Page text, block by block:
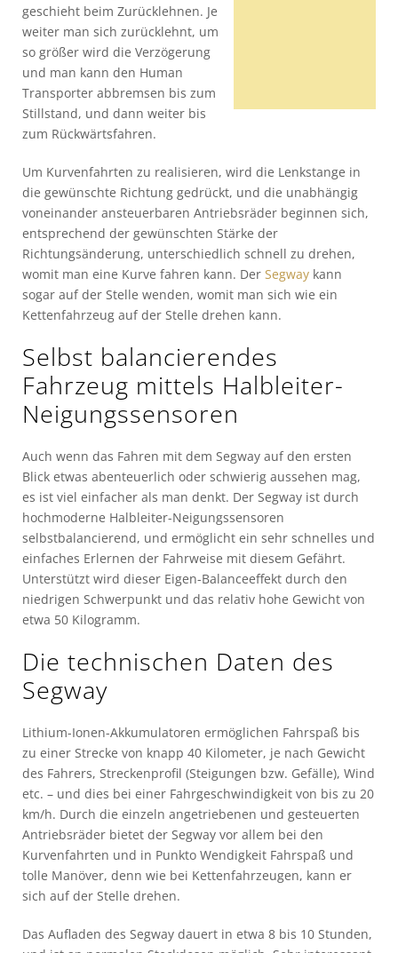
geschieht beim Zurücklehnen. Je
weiter man sich zurücklehnt, um
so größer wird die Verzögerung
und man kann den Human
Transporter abbremsen bis zum
Stillstand, und dann weiter bis
zum Rückwärtsfahren.
Um Kurvenfahrten zu realisieren, wird die Lenkstange in
die gewünschte Richtung gedrückt, und die unabhängig
voneinander ansteuerbaren Antriebsräder beginnen sich,
entsprechend der gewünschten Stärke der
Richtungsänderung, unterschiedlich schnell zu drehen,
womit man eine Kurve fahren kann. Der Segway kann
sogar auf der Stelle wenden, womit man sich wie ein
Kettenfahrzeug auf der Stelle drehen kann.
Selbst balancierendes
Fahrzeug mittels Halbleiter-
Neigungssensoren
Auch wenn das Fahren mit dem Segway auf den ersten
Blick etwas abenteuerlich oder schwierig aussehen mag,
es ist viel einfacher als man denkt. Der Segway ist durch
hochmoderne Halbleiter-Neigungssensoren
selbstbalancierend, und ermöglicht ein sehr schnelles und
einfaches Erlernen der Fahrweise mit diesem Gefährt.
Unterstützt wird dieser Eigen-Balanceeffekt durch den
niedrigen Schwerpunkt und das relativ hohe Gewicht von
etwa 50 Kilogramm.
Die technischen Daten des
Segway
Lithium-Ionen-Akkumulatoren ermöglichen Fahrspaß bis
zu einer Strecke von knapp 40 Kilometer, je nach Gewicht
des Fahrers, Streckenprofil (Steigungen bzw. Gefälle), Wind
etc. – und dies bei einer Fahrgeschwindigkeit von bis zu 20
km/h. Durch die einzeln angetriebenen und gesteuerten
Antriebsräder bietet der Segway vor allem bei den
Kurvenfahrten und in Punkto Wendigkeit Fahrspaß und
tolle Manöver, denn wie bei Kettenfahrzeugen, kann er
sich auf der Stelle drehen.
Das Aufladen des Segway dauert in etwa 8 bis 10 Stunden,